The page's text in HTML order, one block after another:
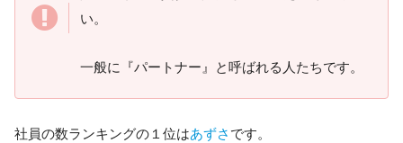
い。
一般に『パートナー』と呼ばれる人たちです。
社員の数ランキングの１位はあずさ です。